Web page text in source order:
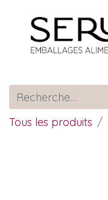
Tous les produits